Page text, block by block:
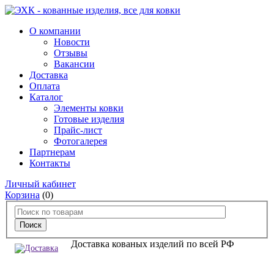
О компании
Новости
Отзывы
Вакансии
Доставка
Оплата
Каталог
Элементы ковки
Готовые изделия
Прайс-лист
Фотогалерея
Партнерам
Контакты
Личный кабинет
Корзина (0)
Доставка кованых изделий по всей РФ